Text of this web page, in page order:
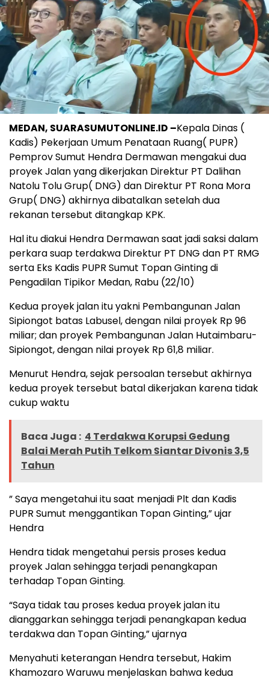
MEDAN, SUARASUMUTONLINE.ID –Kepala Dinas (
Kadis) Pekerjaan Umum Penataan Ruang( PUPR)
Pemprov Sumut Hendra Dermawan mengakui dua
proyek Jalan yang dikerjakan Direktur PT Dalihan
Natolu Tolu Grup( DNG) dan Direktur PT Rona Mora
Grup( DNG) akhirnya dibatalkan setelah dua
rekanan tersebut ditangkap KPK.
Hal itu diakui Hendra Dermawan saat jadi saksi dalam
perkara suap terdakwa Direktur PT DNG dan PT RMG
serta Eks Kadis PUPR Sumut Topan Ginting di
Pengadilan Tipikor Medan, Rabu (22/10)
Kedua proyek jalan itu yakni Pembangunan Jalan
Sipiongot batas Labusel, dengan nilai proyek Rp 96
miliar; dan proyek Pembangunan Jalan Hutaimbaru-
Sipiongot, dengan nilai proyek Rp 61,8 miliar.
Menurut Hendra, sejak persoalan tersebut akhirnya
kedua proyek tersebut batal dikerjakan karena tidak
cukup waktu
Baca Juga : 4 Terdakwa Korupsi Gedung
Balai Merah Putih Telkom Siantar Divonis 3,5
Tahun
” Saya mengetahui itu saat menjadi Plt dan Kadis
PUPR Sumut menggantikan Topan Ginting,” ujar
Hendra
Hendra tidak mengetahui persis proses kedua
proyek Jalan sehingga terjadi penangkapan
terhadap Topan Ginting.
“Saya tidak tau proses kedua proyek jalan itu
dianggarkan sehingga terjadi penangkapan kedua
terdakwa dan Topan Ginting,” ujarnya
Menyahuti keterangan Hendra tersebut, Hakim
Khamozaro Waruwu menjelaskan bahwa kedua